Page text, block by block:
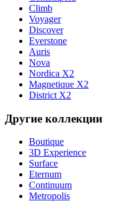
Climb
Voyager
Discover
Everstone
Auris
Nova
Nordica X2
Magnetique X2
District X2
Другие коллекции
Boutique
3D Experience
Surface
Eternum
Continuum
Metropolis